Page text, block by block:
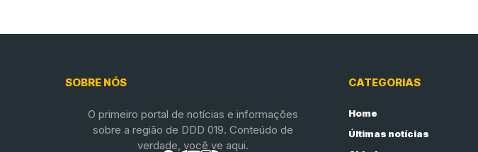
SOBRE NÓS
O primeiro portal de notícias e informações
sobre a região de DDD 019. Conteúdo de
verdade, você ve aqui.
CATEGORIAS
Home
Últimas notícias